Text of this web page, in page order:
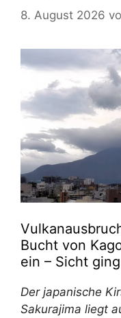
8. August 2026
Bucht von
ein – Sicht
Der japanische
Sakurajima liegt